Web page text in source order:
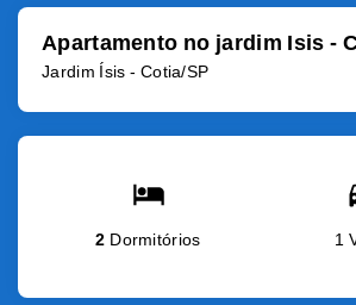
Apartamento no jardim Isis -
Jardim Ísis - Cotia/SP
2 Dormitórios 1